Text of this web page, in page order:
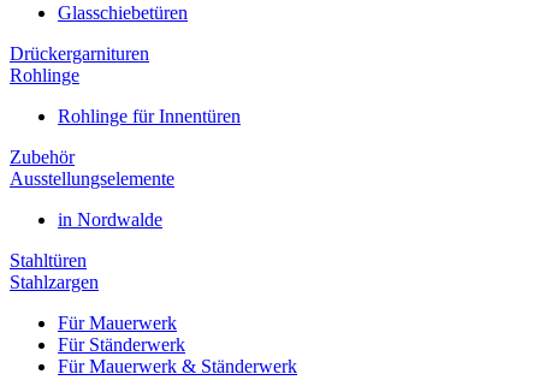
Glasschiebetüren
Drückergarnituren
Rohlinge
Rohlinge für Innentüren
Zubehör
Ausstellungselemente
in Nordwalde
Stahltüren
Stahlzargen
Für Mauerwerk
Für Ständerwerk
Für Mauerwerk & Ständerwerk